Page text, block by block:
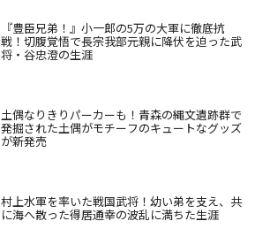
『豊臣兄弟！』小一郎の5万の大軍に徹底抗
戦！切腹覚悟で長宗我部元親に降伏を迫った武
将・谷忠澄の生涯
土偶なりきりパーカーも！青森の縄文遺跡群で
発掘された土偶がモチーフのキュートなグッズ
が新発売
村上水軍を率いた戦国武将！幼い弟を支え、共
に海へ散った得居通幸の波乱に満ちた生涯